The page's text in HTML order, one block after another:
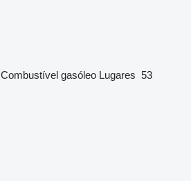
Combustível gasóleo Lugares 53